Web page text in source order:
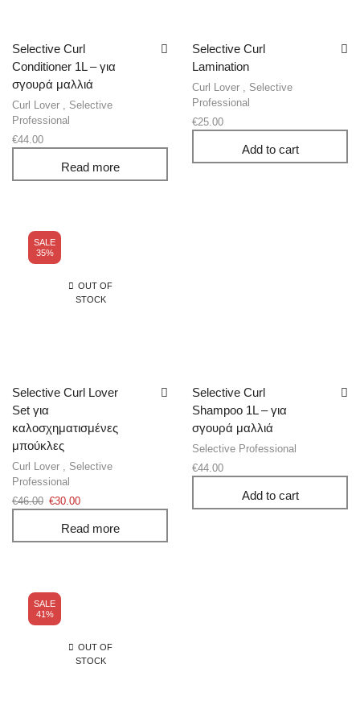
Selective Curl
Conditioner 1L – για
σγουρά μαλλιά
Curl Lover
Selective
Professional
€44.00
Read more
Selective Curl
Lamination
Curl Lover
Selective
Professional
€25.00
Add to cart
SALE
35%
OUT OF
STOCK
Selective Curl Lover
Set για
καλοσχηματισμένες
μπούκλες
Curl Lover
Selective
Professional
€46.00 €30.00
Read more
Selective Curl
Shampoo 1L – για
σγουρά μαλλιά
Selective Professional
€44.00
Add to cart
SALE
41%
OUT OF
STOCK